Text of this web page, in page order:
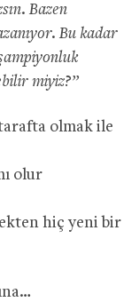
Bazen
Bu kadar
miyiz?”
olmak ile
olur
hiç yeni bir